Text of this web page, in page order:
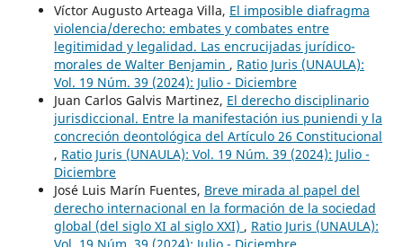
Víctor Augusto Arteaga Villa, El imposible diafragma
violencia/derecho: embates y combates entre
legitimidad y legalidad. Las encrucijadas jurídico-
morales de Walter Benjamin , Ratio Juris (UNAULA):
Vol. 19 Núm. 39 (2024): Julio - Diciembre
Juan Carlos Galvis Martinez, El derecho disciplinario
jurisdiccional. Entre la manifestación ius puniendi y la
concreción deontológica del Artículo 26 Constitucional
, Ratio Juris (UNAULA): Vol. 19 Núm. 39 (2024): Julio -
Diciembre
José Luis Marín Fuentes, Breve mirada al papel del
derecho internacional en la formación de la sociedad
global (del siglo XI al siglo XXI) , Ratio Juris (UNAULA):
Vol. 19 Núm. 39 (2024): Julio - Diciembre